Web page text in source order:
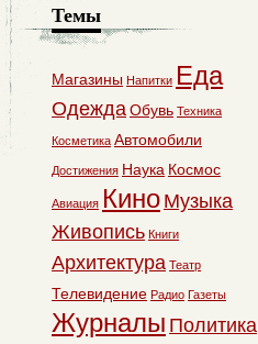
Темы
Магазины Напитки Еда
ОдеждаОбувь Техника
Косметика Автомобили
Достижения Наука Космос
Авиация Кино Музыка
Живопись Книги
Архитектура Театр
Телевидение Радио Газеты
Журналы Политика